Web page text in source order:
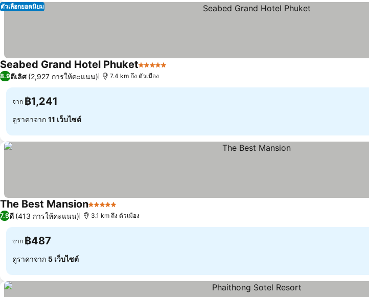
ตัวเลือกยอดนิยม
Seabed Grand Hotel Phuket5 ดาว
8.9ดีเลิศ (2,927 การให้คะแนน) 7.4 km ถึง ตัวเมือง
จาก ฿1,241
ดูราคาจาก 11 เว็บไซต์
The Best Mansion5 ดาว
7.9ดี (413 การให้คะแนน) 3.1 km ถึง ตัวเมือง
จาก ฿487
ดูราคาจาก 5 เว็บไซต์